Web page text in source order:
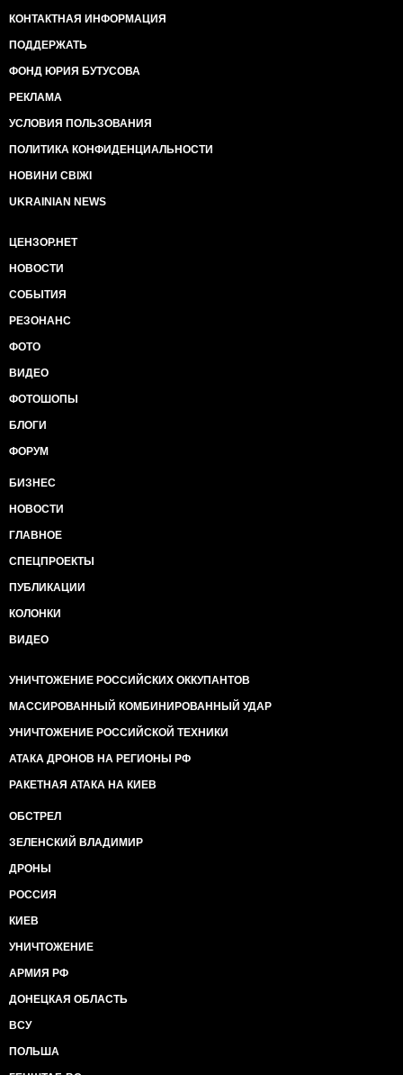
КОНТАКТНАЯ ИНФОРМАЦИЯ
ПОДДЕРЖАТЬ
ФОНД ЮРИЯ БУТУСОВА
РЕКЛАМА
УСЛОВИЯ ПОЛЬЗОВАНИЯ
ПОЛИТИКА КОНФИДЕНЦИАЛЬНОСТИ
НОВИНИ СВІЖІ
UKRAINIAN NEWS
ЦЕНЗОР.НЕТ
НОВОСТИ
СОБЫТИЯ
РЕЗОНАНС
ФОТО
ВИДЕО
ФОТОШОПЫ
БЛОГИ
ФОРУМ
БИЗНЕС
НОВОСТИ
ГЛАВНОЕ
СПЕЦПРОЕКТЫ
ПУБЛИКАЦИИ
КОЛОНКИ
ВИДЕО
УНИЧТОЖЕНИЕ РОССИЙСКИХ ОККУПАНТОВ
МАССИРОВАННЫЙ КОМБИНИРОВАННЫЙ УДАР
УНИЧТОЖЕНИЕ РОССИЙСКОЙ ТЕХНИКИ
АТАКА ДРОНОВ НА РЕГИОНЫ РФ
РАКЕТНАЯ АТАКА НА КИЕВ
ОБСТРЕЛ
ЗЕЛЕНСКИЙ ВЛАДИМИР
ДРОНЫ
РОССИЯ
КИЕВ
УНИЧТОЖЕНИЕ
АРМИЯ РФ
ДОНЕЦКАЯ ОБЛАСТЬ
ВСУ
ПОЛЬША